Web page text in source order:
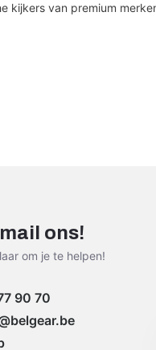
kijkers van premium
ons!
om je te helpen!
90 70